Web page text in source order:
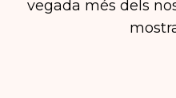
vegada més dels